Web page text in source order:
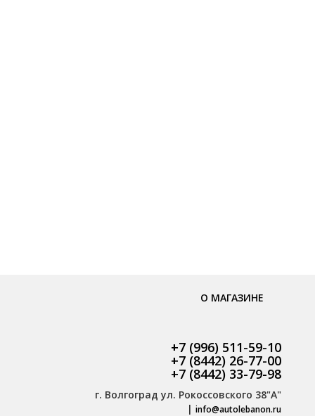
О МАГАЗИНЕ
+7 (996) 511-59-10
+7 (8442) 26-77-00
+7 (8442) 33-79-98
г. Волгоград ул. Рокоссовского 38"А"
|info@autolebanon.ru